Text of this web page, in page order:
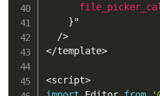
}"
/>
</template>
<script>